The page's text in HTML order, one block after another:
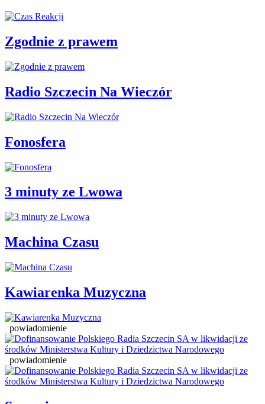
Zgodnie z prawem
Radio Szczecin Na Wieczór
Fonosfera
3 minuty ze Lwowa
Machina Czasu
Kawiarenka Muzyczna
powiadomienie
powiadomienie